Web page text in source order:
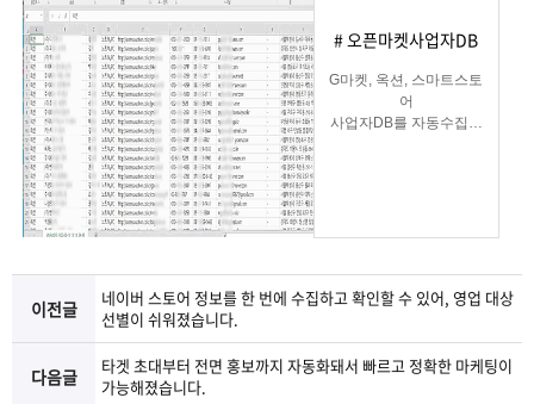
이
는?
구
매
로
그
램
상
품
문
의
객
센
터
마
이
페
이
지
파
트
너
# 오픈마켓사업자DB
G마켓, 옥션, 스마트스토
어
사업자DB를 자동수집해
이전글
네이버 스토어 정보를 한 번에 수집하고 확인할 수 있어, 영업 대상
선별이 쉬워졌습니다.
다음글
타겟 초대부터 전면 홍보까지 자동화돼서 빠르고 정확한 마케팅이
가능해졌습니다.